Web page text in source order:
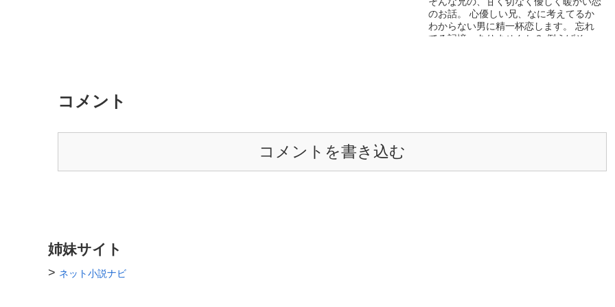
のお話。 心優しい兄、なに考えてるか
わからない男に精一杯恋します。 忘れ
てる記憶、ありませんか？ 例えばそ
コメント
コメントを書き込む
姉妹サイト
> ネット小説ナビ